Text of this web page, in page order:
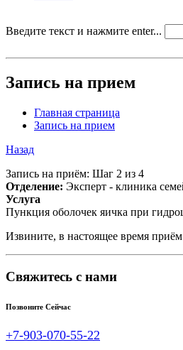
Введите текст и нажмите enter...
Запись на прием
Главная страница
Запись на прием
Назад
Запись на приём: Шаг 2 из 4
Отделение: Эксперт - клиника
Услуга
Пункция оболочек яичка при
Извините, в настоящее время приём
Свяжитесь с нами
Позвоните Сейчас
+7-903-070-55-22